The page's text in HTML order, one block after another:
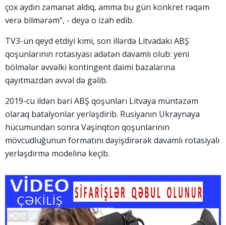
çox aydın zəmanət aldıq, amma bu gün konkret rəqəm
verə bilmərəm", - deyə o izah edib.
TV3-ün qeyd etdiyi kimi, son illərdə Litvadakı ABŞ
qoşunlarının rotasiyası adətən davamlı olub: yeni
bölmələr əvvəlki kontingent daimi bazalarına
qayıtmazdan əvvəl də gəlib.
2019-cu ildən bəri ABŞ qoşunları Litvaya müntəzəm
olaraq batalyonlar yerləşdirib. Rusiyanın Ukraynaya
hücumundan sonra Vaşinqton qoşunlarının
mövcudluğunun formatını dəyişdirərək davamlı rotasiyalı
yerləşdirmə modelinə keçib.